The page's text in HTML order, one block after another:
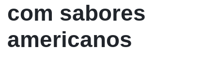
com sabores
americanos